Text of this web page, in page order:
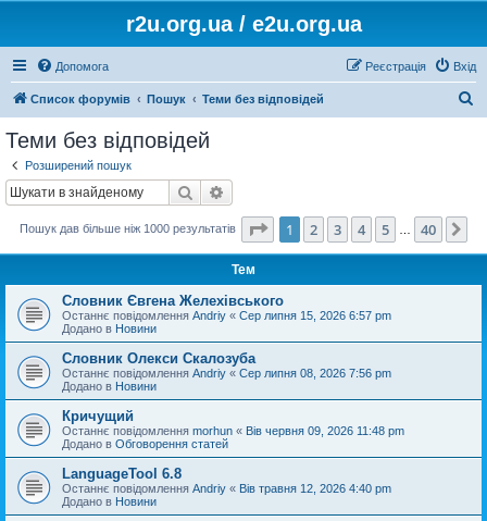
r2u.org.ua / e2u.org.ua
Допомога Вхід
Реєстрація
Список форумів Пошук Теми без відповідей
Теми без відповідей
Розширений пошук
Пошук
Пошук дав більше ніж 1000 результатів Сторінка 1 40
1 2 3 4 5 40
Тем
Словник Євгена Желехівського
Останнє повідомлення Andriy « Сер липня 15, 2026 6:57 pm
Додано в Новини
Словник Олекси Скалозуба
Останнє повідомлення Andriy « Сер липня 08, 2026 7:56 pm
Додано в Новини
Кричущий
Останнє повідомлення morhun « Вів червня 09, 2026 11:48 pm
Додано в Обговорення статей
LanguageTool 6.8
Останнє повідомлення Andriy « Вів травня 12, 2026 4:40 pm
Додано в Новини